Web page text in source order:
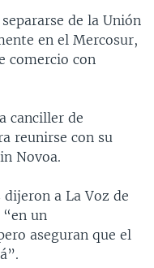
de la Unión
en el Mercosur,
comercio con
canciller de
reunirse con su
Novoa.
a La Voz de
un
aseguran que el